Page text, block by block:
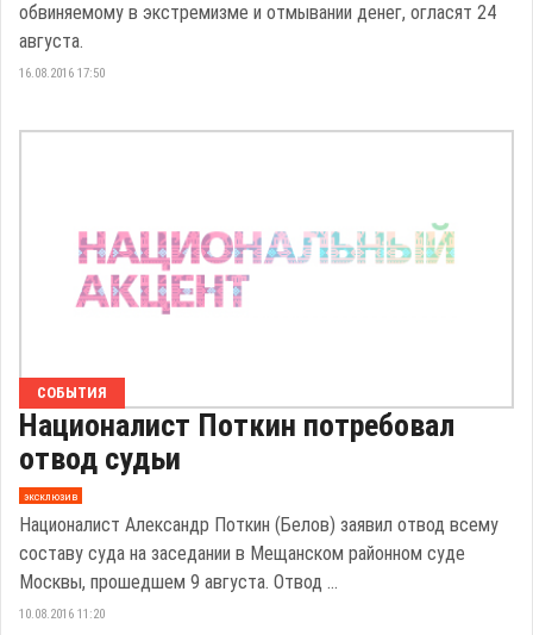
обвиняемому в экстремизме и отмывании денег, огласят 24
августа.
16.08.2016 17:50
СОБЫТИЯ
Националист Поткин потребовал
отвод судьи
эксклюзив
Националист Александр Поткин (Белов) заявил отвод всему
составу суда на заседании в Мещанском районном суде
Москвы, прошедшем 9 августа. Отвод ...
10.08.2016 11:20